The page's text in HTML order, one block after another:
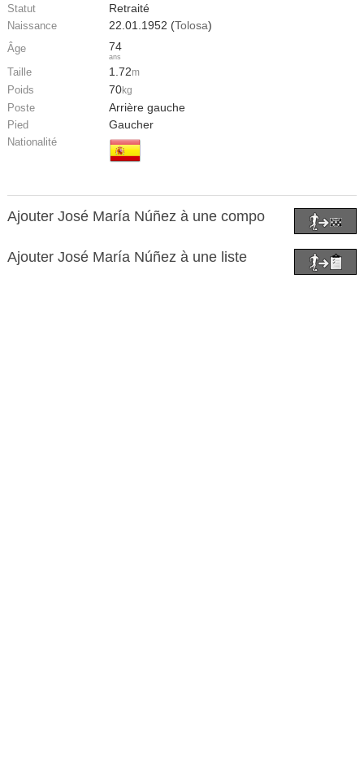
Statut Retraité
Naissance 22.01.1952 (Tolosa)
Âge 74
ans
Taille 1.72m
Poids 70kg
Poste Arrière gauche
Pied Gaucher
Nationalité
Ajouter José María Núñez à une compo
Ajouter José María Núñez à une liste